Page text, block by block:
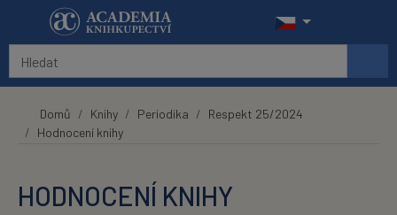
Přeskočit na hlavní obsah
Domů Knihy Periodika
Respekt 25/2024
Hodnocení knihy
HODNOCENÍ KNIHY